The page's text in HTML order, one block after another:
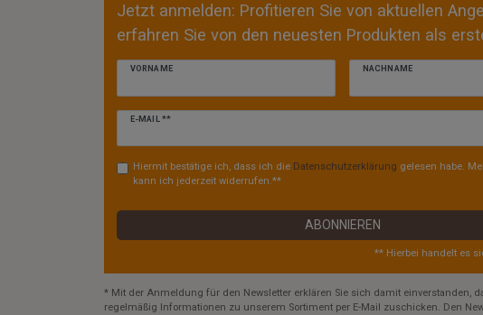
Jetzt anmelden: Profitieren Sie von aktuellen
erfahren Sie von den neuesten Produkten als
VORNAME NACHNAME
E-MAIL **
Newsletter
Hiermit bestätige ich, dass ich die Daten­schutz­erklärung gelesen habe.
kann ich jederzeit widerrufen.**
ABONNIEREN
** Hierbei handelt es
* Mit der Anmeldung für den Newsletter erklären Sie sich damit einverstanden,
regelmäßig Informationen zu unserem Sortiment per E-Mail zuschicken. Den